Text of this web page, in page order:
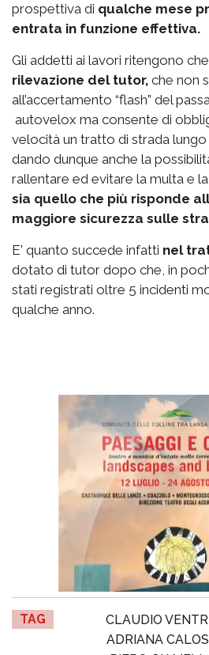
prospettiva di qualche mese
entrata in funzione effettiva.
Gli addetti ai lavori ritengono che
rilevazione del tutor, che non
all’accertamento “flash” del
autovelox ma consente di
velocità un tratto di strada
dando dunque anche la
rallentare ed evitare la multa e
sia quello che più risponde
maggiore sicurezza sulle
E' quanto succede infatti nel
dotato di tutor dopo che, in
stati registrati oltre 5 incidenti
qualche anno.
TAG
CLAUDIO
ADRIANA